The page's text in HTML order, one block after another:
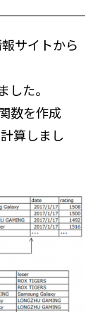
サイトから
した。
数を作成
算しまし